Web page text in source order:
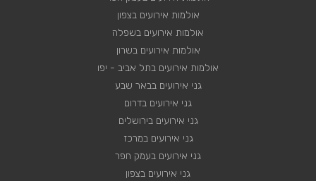
אולמות אירועים בצפון
אולמות אירועים בשפלה
אולמות אירועים בשרון
אולמות אירועים בתל אביב - יפו
גני אירועים בבאר שבע
גני אירועים בדרום
גני אירועים בירושלים
גני אירועים במרכז
גני אירועים בעמק חפר
גני אירועים בצפון